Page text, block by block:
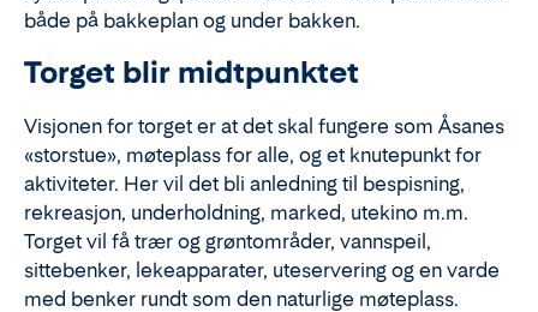
både på bakkeplan og under bakken.
Torget blir midtpunktet
Visjonen for torget er at det skal fungere som Åsanes
«storstue», møteplass for alle, og et knutepunkt for
aktiviteter. Her vil det bli anledning til bespisning,
rekreasjon, underholdning, marked, utekino m.m.
Torget vil få trær og grøntområder, vannspeil,
sittebenker, lekeapparater, uteservering og en varde
med benker rundt som den naturlige møteplass.